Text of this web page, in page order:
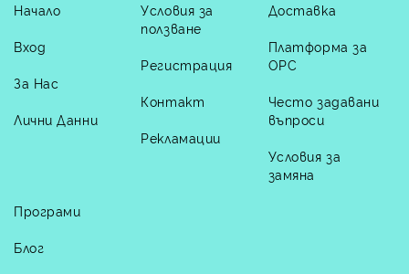
Начало
Вход
За Нас
Лични Данни
Условия за
ползване
Регистрация
Контакт
Рекламации
Доставка
Платформа за
ОРС
Често задавани
въпроси
Условия за
замяна
Програми
Блог